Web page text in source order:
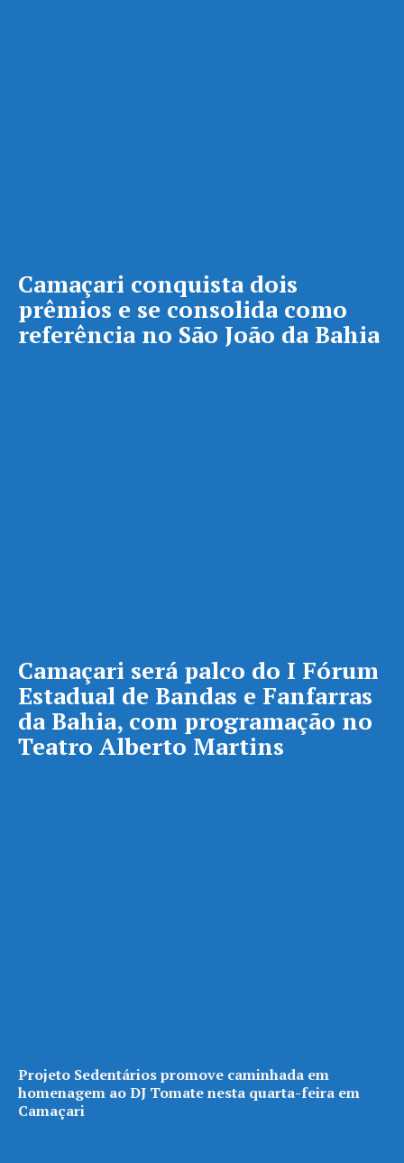
Camaçari conquista dois
prêmios e se consolida como
referência no São João da Bahia
Camaçari será palco do I Fórum
Estadual de Bandas e Fanfarras
da Bahia, com programação no
Teatro Alberto Martins
Projeto Sedentários promove caminhada em
homenagem ao DJ Tomate nesta quarta-feira em
Camaçari